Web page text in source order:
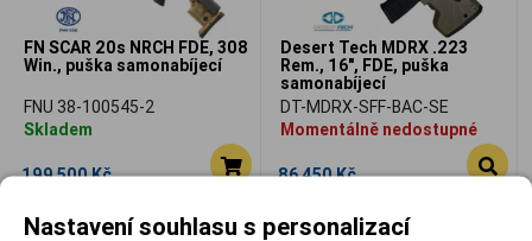
Porovnat
FN SCAR 20s NRCH FDE, 308
Win., puška samonabíjecí
FNU 38-100545-2
Skladem
199 500 Kč
Porovnat
Desert Tech MDRX .223
Rem., 16", FDE, puška
samonabíjecí
DT-MDRX-SFF-BAC-SE
Momentálně nedostupné
86 450 Kč
Nastavení souhlasu s personalizací